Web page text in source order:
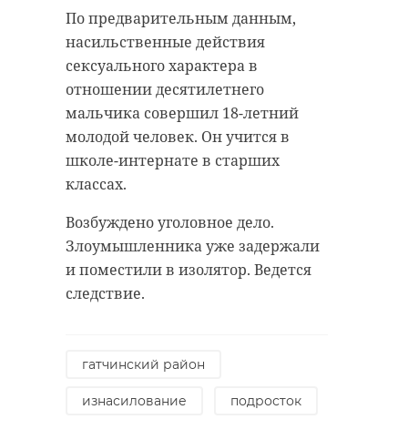
По предварительным данным,
насильственные действия
сексуального характера в
отношении десятилетнего
мальчика совершил 18-летний
молодой человек. Он учится в
школе-интернате в старших
классах.
Возбуждено уголовное дело.
Злоумышленника уже задержали
и поместили в изолятор. Ведется
следствие.
гатчинский район
изнасилование подросток